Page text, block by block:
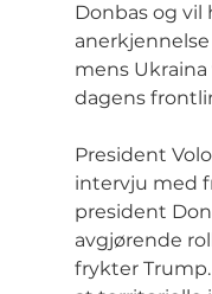
Donbas og vil
mens
dagens
President
intervju med
president
avgjørende
frykter